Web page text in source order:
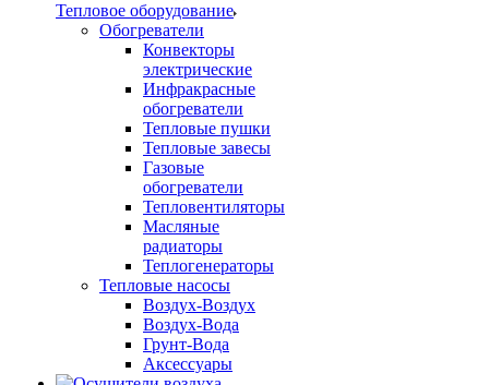
Тепловое оборудование
Обогреватели
Конвекторы
электрические
Инфракрасные
обогреватели
Тепловые пушки
Тепловые завесы
Газовые
обогреватели
Тепловентиляторы
Масляные
радиаторы
Теплогенераторы
Тепловые насосы
Воздух-Воздух
Воздух-Вода
Грунт-Вода
Аксессуары